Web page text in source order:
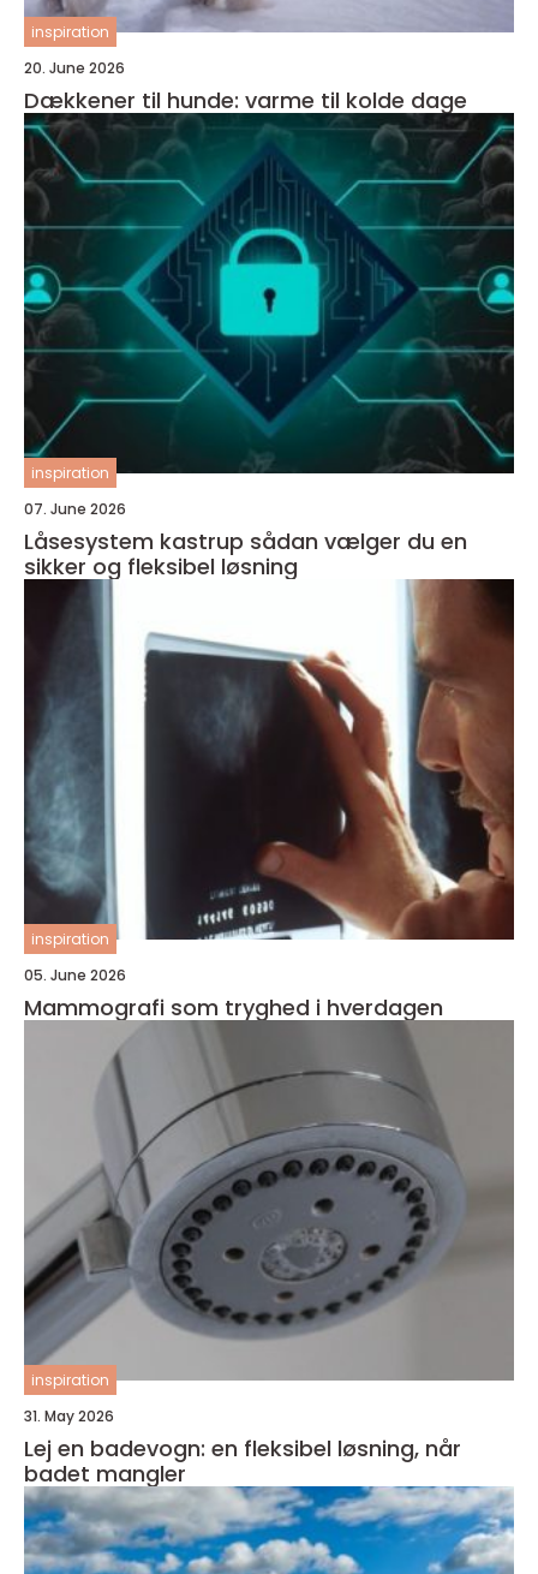
inspiration
20. June 2026
Dækkener til hunde: varme til kolde dage
inspiration
07. June 2026
Låsesystem kastrup sådan vælger du en
sikker og fleksibel løsning
inspiration
05. June 2026
Mammografi som tryghed i hverdagen
inspiration
31. May 2026
Lej en badevogn: en fleksibel løsning, når
badet mangler